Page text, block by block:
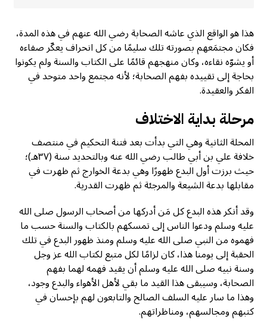
هذا هو الواقع الذي عاشه الصحابة رضي الله عنهم في هذه المدة،
فكان مجتمَعهم بصورته تلك سليمًا من كل انحراف يعكّر صفاءه
أو يشوّه نقاءه، وكان منهجهم قائمًا على الكتاب والسنة ولم يكونوا
بحاجة إلى تقييده بفهم الصحابة؛ لأنه مجتمع واحد متوحد في
الفكر والعقيدة.
مرحلة بداية الاختلاف
المحلة الثانية وهي التي بدأت بعد فتنة التحكيم في منتصف
خلافة علي بن أبي طالب رضي الله عنه وبالتحديد سنة (٣٧هـ)؛
حيث برزت أول البدع ظهورًا وهي بدعة الخوارج ثم ظهرت في
مقابلها بدعة الشيعة والمرجئة ثم ظهرت القدرية.
وقد أنكر هذه البدع كل مَن أدركها من أصحاب الرسول صلى الله
عليه وسلم ودعوا الناس إلى تمسكهم بالكتاب والسنة حسب ما
فهموه من النبي صلى الله عليه وسلم ومنذ ظهور البدع في تلك
الحقبة إلى يومنا هذا، كان لزامًا لكل متبع لكتاب الله عز وجل
وسنة نبيه صلى الله عليه وسلم أن يقيد فهمه لهما بفهم
الصحابة، وسيبقى هذا القيد ما بقي لأهل الأهواء والبدع وجود،
وهذا ما سار عليه السلف الصالح والتابعون لهم بإحسان في
كتبهم ومجالسهم، ومناظراتهم.